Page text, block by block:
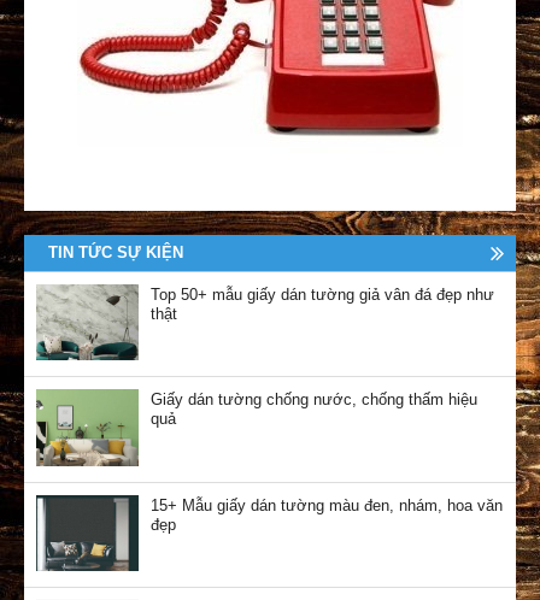
TIN TỨC SỰ KIỆN
Top 50+ mẫu giấy dán tường giả vân đá đẹp như
thật
Giấy dán tường chống nước, chống thấm hiệu
quả
15+ Mẫu giấy dán tường màu đen, nhám, hoa văn
đẹp